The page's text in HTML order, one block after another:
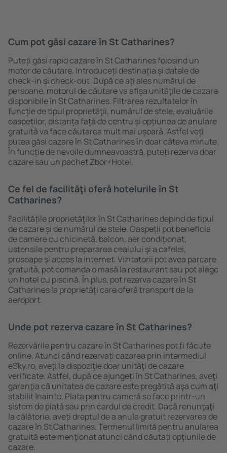
Cum pot găsi cazare în St Catharines?
Puteți găsi rapid cazare în St Catharines folosind un
motor de căutare. Introduceți destinația și datele de
check-in și check-out. După ce ați ales numărul de
persoane, motorul de căutare va afișa unităţile de cazare
disponibile în St Catharines. Filtrarea rezultatelor în
funcție de tipul proprietăţii, numărul de stele, evaluările
oaspeților, distanța față de centru și opțiunea de anulare
gratuită va face căutarea mult mai ușoară. Astfel veți
putea găsi cazare în St Catharines în doar câteva minute.
În funcție de nevoile dumneavoastră, puteți rezerva doar
cazare sau un pachet Zbor+Hotel.
Ce fel de facilităţi oferă hotelurile în St
Catharines?
Facilitățile proprietăţilor în St Catharines depind de tipul
de cazare și de numărul de stele. Oaspeții pot beneficia
de camere cu chicinetă, balcon, aer condiționat,
ustensile pentru prepararea ceaiului şi a cafelei,
prosoape și acces la internet. Vizitatorii pot avea parcare
gratuită, pot comanda o masă la restaurant sau pot alege
un hotel cu piscină. În plus, pot rezerva cazare în St
Catharines la proprietăți care oferă transport de la
aeroport.
Unde pot rezerva cazare în St Catharines?
Rezervările pentru cazare în St Catharines pot fi făcute
online. Atunci când rezervați cazarea prin intermediul
eSky.ro, aveţi la dispoziţie doar unităţi de cazare
verificate. Astfel, după ce ajungeți în St Catharines, aveţi
garanţia că unitatea de cazare este pregătită aşa cum aţi
stabilit ȋnainte. Plata pentru cameră se face printr-un
sistem de plată sau prin cardul de credit. Dacă renunţaţi
la călătorie, aveți dreptul de a anula gratuit rezervarea de
cazare în St Catharines. Termenul limită pentru anularea
gratuită este menţionat atunci când căutați opţiunile de
cazare.